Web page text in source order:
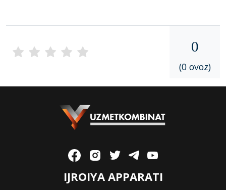
0
(0 ovoz)
IJROIYA APPARATI